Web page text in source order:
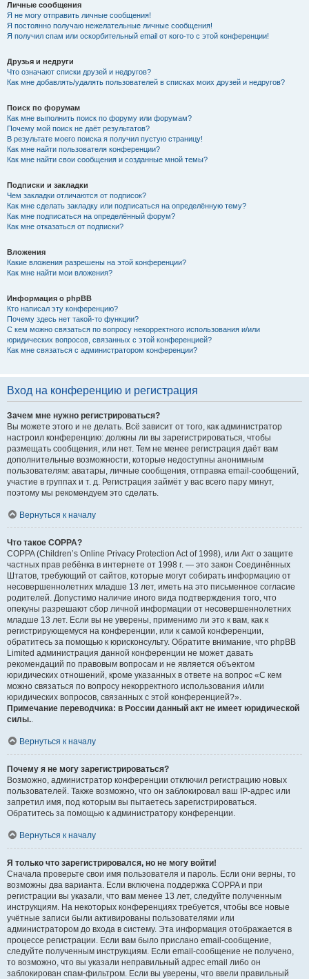
Личные сообщения
Я не могу отправить личные сообщения!
Я постоянно получаю нежелательные личные сообщения!
Я получил спам или оскорбительный email от кого-то с этой конференции!
Друзья и недруги
Что означают списки друзей и недругов?
Как мне добавлять/удалять пользователей в списках моих друзей и недругов?
Поиск по форумам
Как мне выполнить поиск по форуму или форумам?
Почему мой поиск не даёт результатов?
В результате моего поиска я получил пустую страницу!
Как мне найти пользователя конференции?
Как мне найти свои сообщения и созданные мной темы?
Подписки и закладки
Чем закладки отличаются от подписок?
Как мне сделать закладку или подписаться на определённую тему?
Как мне подписаться на определённый форум?
Как мне отказаться от подписки?
Вложения
Какие вложения разрешены на этой конференции?
Как мне найти мои вложения?
Информация о phpBB
Кто написал эту конференцию?
Почему здесь нет такой-то функции?
С кем можно связаться по вопросу некорректного использования и/или
юридических вопросов, связанных с этой конференцией?
Как мне связаться с администратором конференции?
Вход на конференцию и регистрация
Зачем мне нужно регистрироваться?
Вы можете этого и не делать. Всё зависит от того, как администратор
настроил конференцию: должны ли вы зарегистрироваться, чтобы
размещать сообщения, или нет. Тем не менее регистрация даёт вам
дополнительные возможности, которые недоступны анонимным
пользователям: аватары, личные сообщения, отправка email-сообщений,
участие в группах и т. д. Регистрация займёт у вас всего пару минут,
поэтому мы рекомендуем это сделать.
Вернуться к началу
Что такое COPPA?
COPPA (Children’s Online Privacy Protection Act of 1998), или Акт о защите
частных прав ребёнка в интернете от 1998 г. — это закон Соединённых
Штатов, требующий от сайтов, которые могут собирать информацию от
несовершеннолетних младше 13 лет, иметь на это письменное согласие
родителей. Допустимо наличие иного вида подтверждения того, что
опекуны разрешают сбор личной информации от несовершеннолетних
младше 13 лет. Если вы не уверены, применимо ли это к вам, как к
регистрирующемуся на конференции, или к самой конференции,
обратитесь за помощью к юрисконсульту. Обратите внимание, что phpBB
Limited администрация данной конференции не может давать
рекомендаций по правовым вопросам и не является объектом
юридических отношений, кроме указанных в ответе на вопрос «С кем
можно связаться по вопросу некорректного использования и/или
юридических вопросов, связанных с этой конференцией?».
Примечание переводчика: в России данный акт не имеет юридической
силы..
Вернуться к началу
Почему я не могу зарегистрироваться?
Возможно, администратор конференции отключил регистрацию новых
пользователей. Также возможно, что он заблокировал ваш IP-адрес или
запретил имя, под которым вы пытаетесь зарегистрироваться.
Обратитесь за помощью к администратору конференции.
Вернуться к началу
Я только что зарегистрировался, но не могу войти!
Сначала проверьте свои имя пользователя и пароль. Если они верны, то
возможны два варианта. Если включена поддержка COPPA и при
регистрации вы указали, что вам менее 13 лет, следуйте полученным
инструкциям. На некоторых конференциях требуется, чтобы все новые
учётные записи были активированы пользователями или
администратором до входа в систему. Эта информация отображается в
процессе регистрации. Если вам было прислано email-сообщение,
следуйте полученным инструкциям. Если email-сообщение не получено,
то возможно, что вы указали неправильный адрес email либо он
заблокирован спам-фильтром. Если вы уверены, что ввели правильный